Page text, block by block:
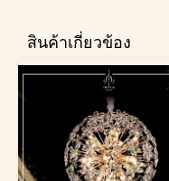
สินค้าเกี่ยวข้อง